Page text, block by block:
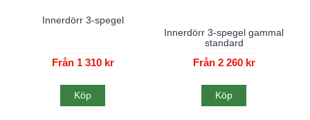
Innerdörr 3-spegel
Från 1 310 kr
Köp
Innerdörr 3-spegel gammal
standard
Från 2 260 kr
Köp